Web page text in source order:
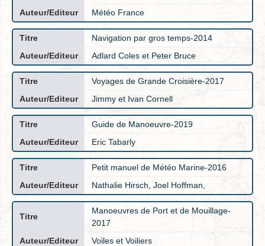
Météo France
Navigation par gros temps-2014
Adlard Coles et Peter Bruce
Voyages de Grande Croisière-2017
Jimmy et Ivan Cornell
Guide de Manoeuvre-2019
Eric Tabarly
Petit manuel de Météo Marine-2016
Nathalie Hirsch, Joel Hoffman,
Manoeuvres de Port et de Mouillage-
2017
Voiles et Voiliers